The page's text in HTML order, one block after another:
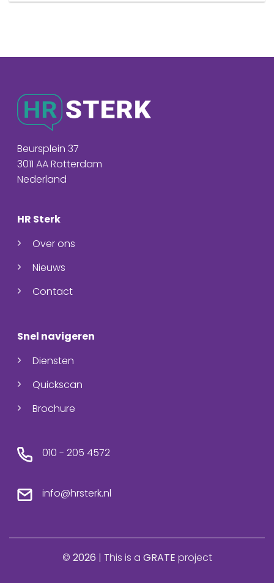
Beursplein 37
3011 AA Rotterdam
Nederland
HR Sterk
Over ons
Nieuws
Contact
Snel navigeren
Diensten
Quickscan
Brochure
010 - 205 4572
info@hrsterk.nl
© 2026 | This is a GRATE project